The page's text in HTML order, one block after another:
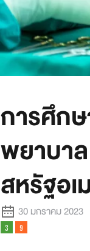
การศึกษ
พยาบา
สหรัฐอเ
30 มกราคม 2023